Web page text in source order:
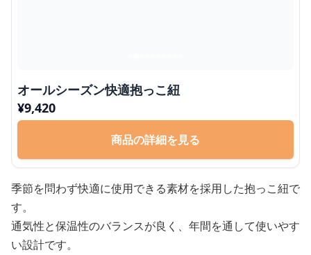
オールシーズン快適抱っこ紐
¥9,420
商品の詳細を見る
季節を問わず快適に使用できる素材を採用した抱っこ紐で
す。
通気性と保温性のバランスが良く、年間を通して使いやす
い設計です。